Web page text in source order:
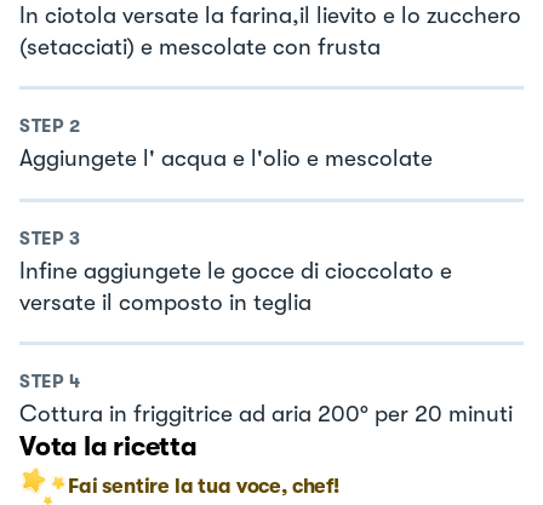
In ciotola versate la farina,il lievito e lo zucchero
(setacciati) e mescolate con frusta
STEP 2
Aggiungete l' acqua e l'olio e mescolate
STEP 3
Infine aggiungete le gocce di cioccolato e
versate il composto in teglia
STEP 4
Cottura in friggitrice ad aria 200° per 20 minuti
Vota la ricetta
Fai sentire la tua voce, chef!